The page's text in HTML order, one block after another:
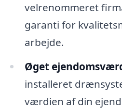
velrenommeret
garanti for
arbejde.
Øget
installeret
værdien af ​​din